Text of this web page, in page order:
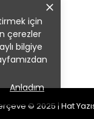
için
çerezler
bilgiye
Anladım
© 2025 | Hat